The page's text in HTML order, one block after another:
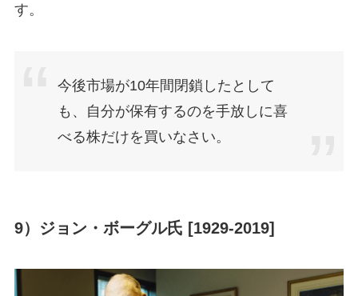
す。
今後市場が10年間閉鎖したとして
も、自分が保有するのを手放しに喜
べる株だけを買いなさい。
9）ジョン・ボーグル氏 [1929-2019]